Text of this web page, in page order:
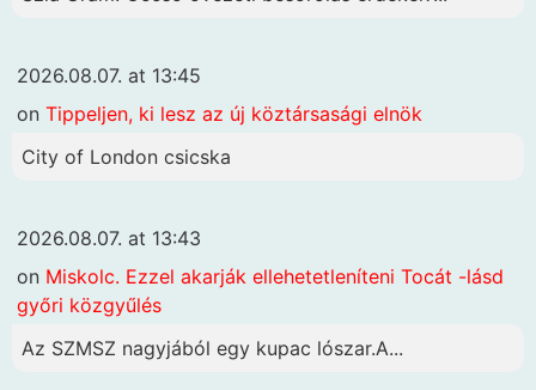
2026.08.07. at 13:45
on Tippeljen, ki lesz az új köztársasági elnök
City of London csicska
2026.08.07. at 13:43
on Miskolc. Ezzel akarják ellehetetleníteni Tocát -lásd
győri közgyűlés
Az SZMSZ nagyjából egy kupac lószar.A...